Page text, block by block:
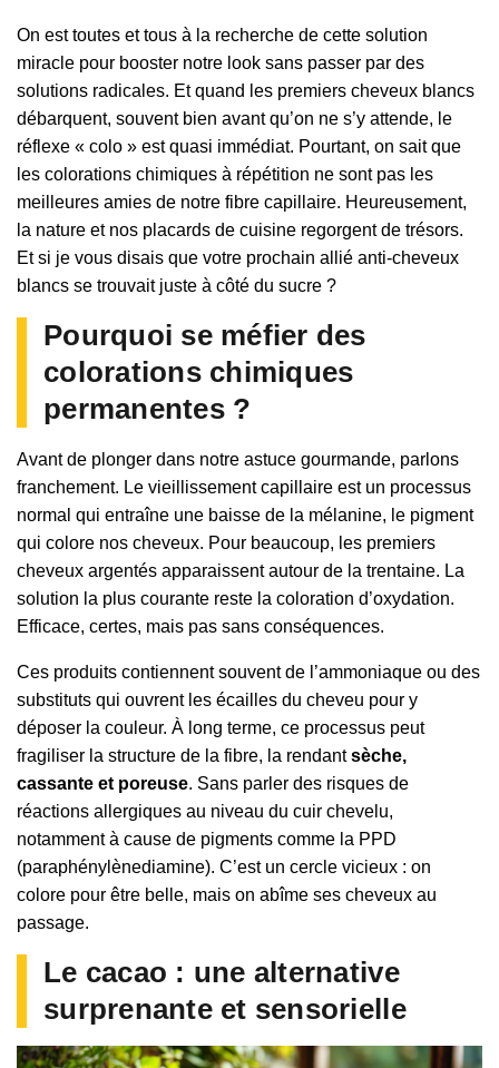
On est toutes et tous à la recherche de cette solution
miracle pour booster notre look sans passer par des
solutions radicales. Et quand les premiers cheveux blancs
débarquent, souvent bien avant qu’on ne s’y attende, le
réflexe « colo » est quasi immédiat. Pourtant, on sait que
les colorations chimiques à répétition ne sont pas les
meilleures amies de notre fibre capillaire. Heureusement,
la nature et nos placards de cuisine regorgent de trésors.
Et si je vous disais que votre prochain allié anti-cheveux
blancs se trouvait juste à côté du sucre ?
Pourquoi se méfier des
colorations chimiques
permanentes ?
Avant de plonger dans notre astuce gourmande, parlons
franchement. Le vieillissement capillaire est un processus
normal qui entraîne une baisse de la mélanine, le pigment
qui colore nos cheveux. Pour beaucoup, les premiers
cheveux argentés apparaissent autour de la trentaine. La
solution la plus courante reste la coloration d’oxydation.
Efficace, certes, mais pas sans conséquences.
Ces produits contiennent souvent de l’ammoniaque ou des
substituts qui ouvrent les écailles du cheveu pour y
déposer la couleur. À long terme, ce processus peut
fragiliser la structure de la fibre, la rendantsèche,
cassante et poreuse. Sans parler des risques de
réactions allergiques au niveau du cuir chevelu,
notamment à cause de pigments comme la PPD
(paraphénylènediamine). C’est un cercle vicieux : on
colore pour être belle, mais on abîme ses cheveux au
passage.
Le cacao : une alternative
surprenante et sensorielle